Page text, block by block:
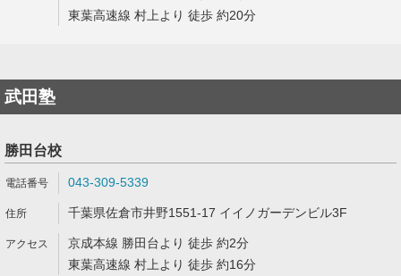
東葉高速線 村上より 徒歩 約20分
武田塾
勝田台校
043-309-5339
千葉県佐倉市井野1551-17 イイノガーデンビル3F
京成本線 勝田台より 徒歩 約2分
東葉高速線 村上より 徒歩 約16分